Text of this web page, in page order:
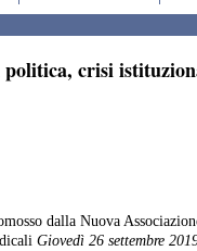
crisi
dalla Nuova
Giovedì 26 settembre